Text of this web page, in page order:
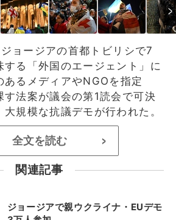
ョージアの首都トビリシで7
する「外国のエージェント」に
あるメディアやNGOを指定
す法案が議会の第1読会で可決
規模な抗議デモが行われた。
全文を読む >
関連記事
ジョージアで親ウクライナ・EUデモ